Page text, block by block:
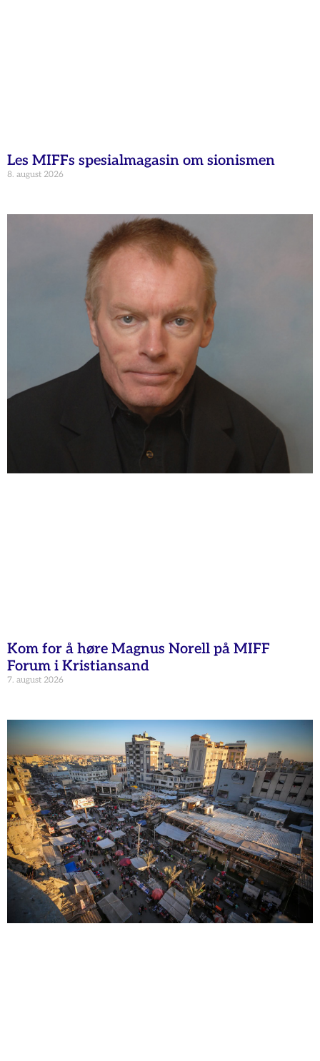
Les MIFFs spesialmagasin om sionismen
8. august 2026
Kom for å høre Magnus Norell på MIFF
Forum i Kristiansand
7. august 2026